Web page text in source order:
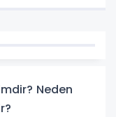
Neden